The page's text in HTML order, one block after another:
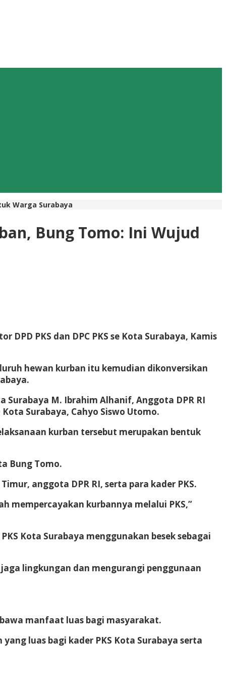
Warga Surabaya
Bung Tomo: Ini Wujud
PKS dan DPC PKS se Kota Surabaya, Kamis
hewan kurban itu kemudian dikonversikan
Surabaya M. Ibrahim Alhanif, Anggota DPR RI
Surabaya, Cahyo Siswo Utomo.
kurban tersebut merupakan bentuk
Bung Tomo.
anggota DPR RI, serta para kader PKS.
mempercayakan kurbannya melalui PKS,”
Kota Surabaya menggunakan besek sebagai
lingkungan dan mengurangi penggunaan
manfaat luas bagi masyarakat.
luas bagi kader PKS Kota Surabaya serta